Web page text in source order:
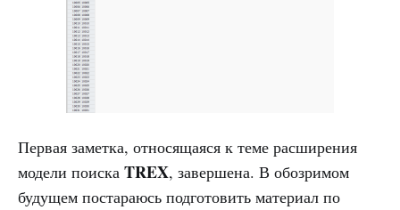
Первая заметка, относящаяся к теме расширения
модели поиска TREX, завершена. В обозримом
будущем постараюсь подготовить материал по